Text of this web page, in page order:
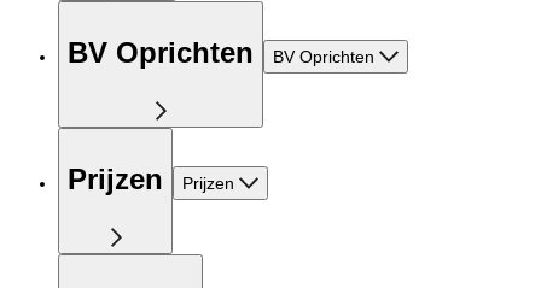
BV Oprichten BV Oprichten
Prijzen Prijzen